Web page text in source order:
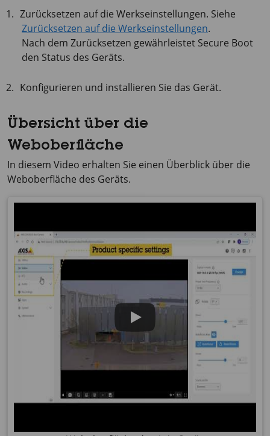
Zurücksetzen auf die Werkseinstellungen. Siehe
Zurücksetzen auf die Werkseinstellungen.
Nach dem Zurücksetzen gewährleistet Secure Boot
den Status des Geräts.
Konfigurieren und installieren Sie das Gerät.
Übersicht über die
Weboberfläche
In diesem Video erhalten Sie einen Überblick über die
Weboberfläche des Geräts.